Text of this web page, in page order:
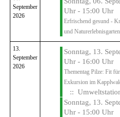
September
2026
Uhr - 15:00 Uhr
Erfrischend gesund -
und Naturerlebnisgarten
13.
September
2026
Sonntag, 13.
Uhr - 16:00 Uhr
Thementag Pilze: Fit
Exkursion im
::
Sonntag, 13.
Uhr - 15:00 Uhr